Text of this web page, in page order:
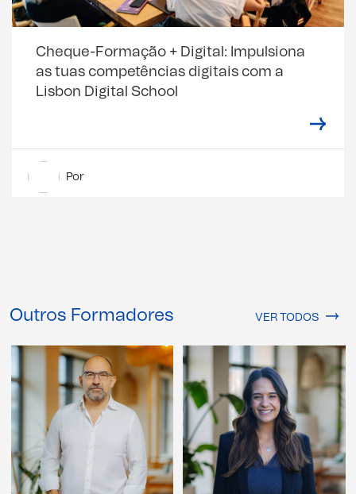
Cheque-Formação + Digital: Impulsiona
as tuas competências digitais com a
Lisbon Digital School
Por
Outros Formadores VER TODOS